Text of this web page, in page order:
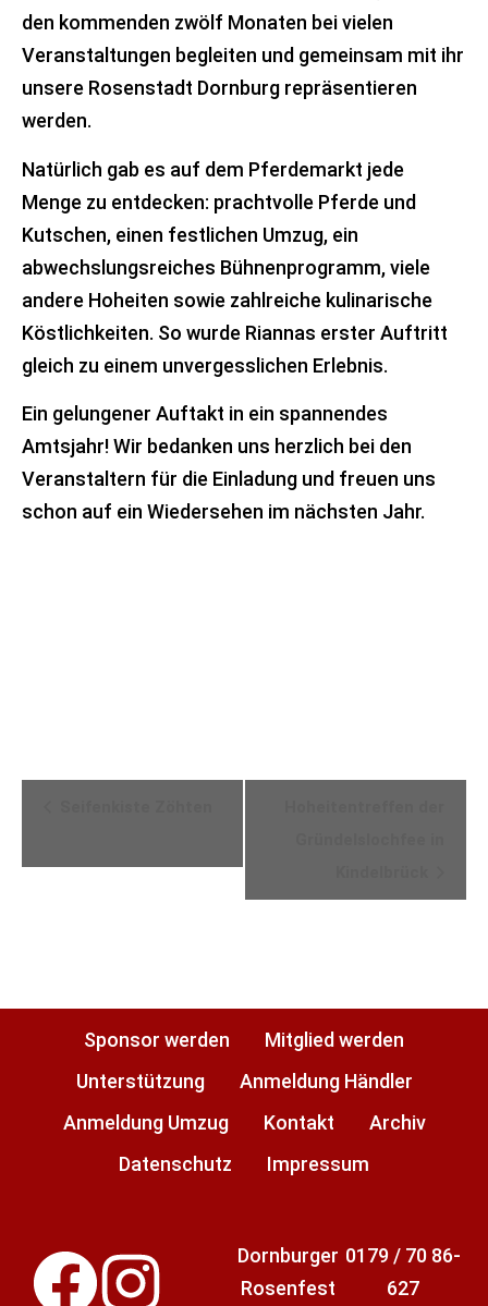
den kommenden zwölf Monaten bei vielen
Veranstaltungen begleiten und gemeinsam mit ihr
unsere Rosenstadt Dornburg repräsentieren
werden.
Natürlich gab es auf dem Pferdemarkt jede
Menge zu entdecken: prachtvolle Pferde und
Kutschen, einen festlichen Umzug, ein
abwechslungsreiches Bühnenprogramm, viele
andere Hoheiten sowie zahlreiche kulinarische
Köstlichkeiten. So wurde Riannas erster Auftritt
gleich zu einem unvergesslichen Erlebnis.
Ein gelungener Auftakt in ein spannendes
Amtsjahr! Wir bedanken uns herzlich bei den
Veranstaltern für die Einladung und freuen uns
schon auf ein Wiedersehen im nächsten Jahr.
Sponsor werden
Mitglied werden
Unterstützung
Anmeldung Händler
Anmeldung Umzug
Kontakt
Archiv
Datenschutz
Impressum
Dornburger
Rosenfest
0179 / 70 86-
627